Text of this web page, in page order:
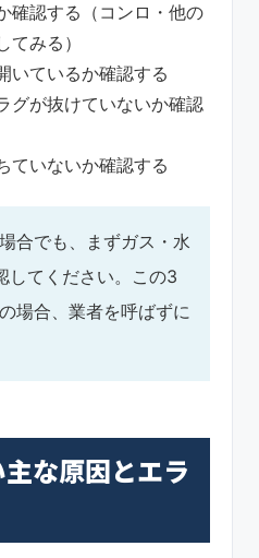
確認する（コンロ・他の
てみる）
いているか確認する
グが抜けていないか確認
ていないか確認する
合でも、まずガス・水
してください。この3
場合、業者を呼ばずに
な原因とエラ